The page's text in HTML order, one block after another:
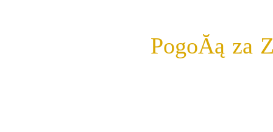
PogoĂą za